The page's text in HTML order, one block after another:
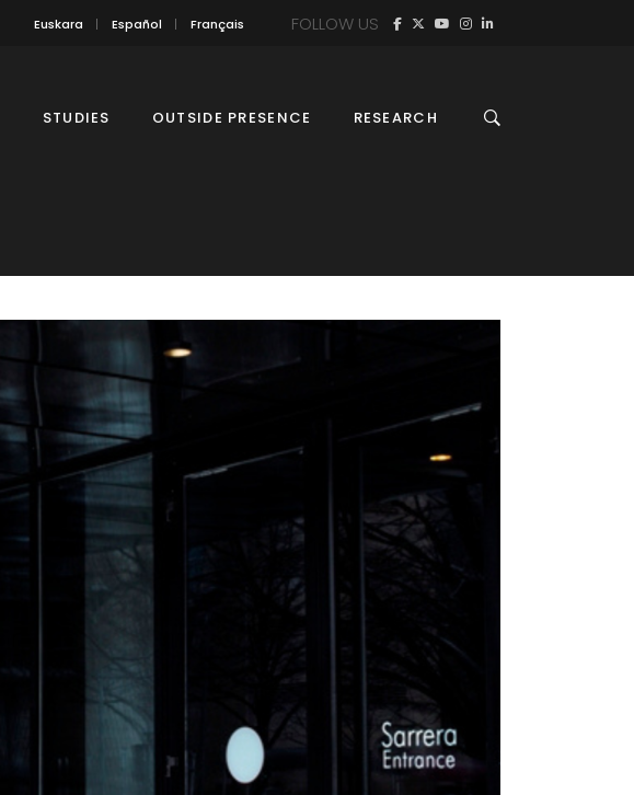
Euskara Español Français FOLLOW US
STUDIES OUTSIDE PRESENCE RESEARCH